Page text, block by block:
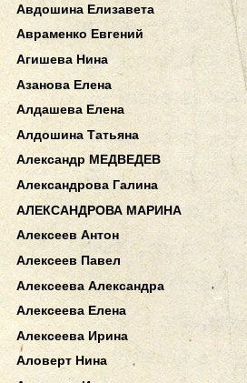
Авдошина Елизавета
Авраменко Евгений
Агишева Нина
Азанова Елена
Алдашева Елена
Алдошина Татьяна
Александр МЕДВЕДЕВ
Александрова Галина
АЛЕКСАНДРОВА МАРИНА
Алексеев Антон
Алексеев Павел
Алексеева Александра
Алексеева Елена
Алексеева Ирина
Аловерт Нина